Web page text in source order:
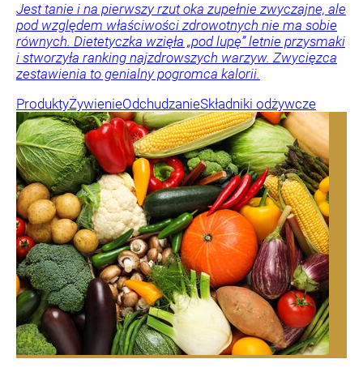
Jest tanie i na pierwszy rzut oka zupełnie zwyczajne, ale
pod względem właściwości zdrowotnych nie ma sobie
równych. Dietetyczka wzięła „pod lupę” letnie przysmaki
i stworzyła ranking najzdrowszych warzyw. Zwycięzca
zestawienia to genialny pogromca kalorii.
ProduktyŻywienieOdchudzanieSkładniki odżywcze